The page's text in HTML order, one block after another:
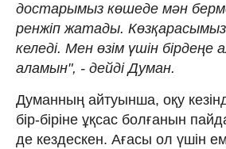
достарымыз көшеде мән
ренжіп жатады. Көзқарасымыз
келеді. Мен өзім үшін бірдеңе
аламын", - дейді Думан.
Думанның айтуынша, оқу
бір-біріне ұқсас болғанын
де кездескен. Ағасы ол үшін